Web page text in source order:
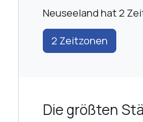
Neuseeland hat 2
2 Zeitzonen
Die größten